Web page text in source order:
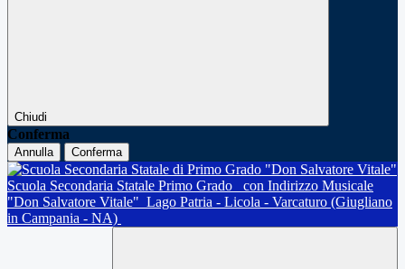
Chiudi
Conferma
Annulla Conferma
Scuola Secondaria Statale Primo Grado
con Indirizzo Musicale
"Don Salvatore Vitale" Lago Patria - Licola - Varcaturo (Giugliano
in Campania - NA)